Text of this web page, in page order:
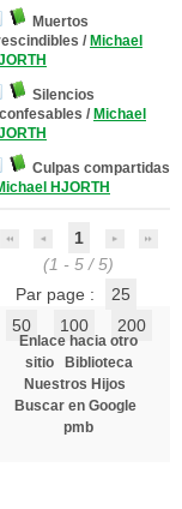
Muertos
/ Michael
Silencios
/ Michael
Culpas compartidas
HJORTH
1
(1 - 5 / 5)
Par page :
25
50
100 200
Enlace hacia otro
sitio
Biblioteca
Nuestros Hijos
Buscar en Google
pmb